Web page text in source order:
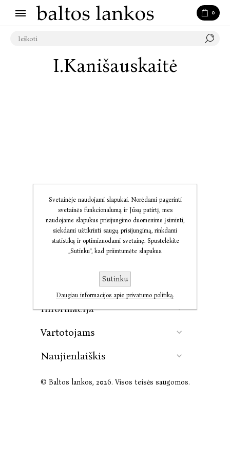
0
I.Kanišauskaitė
Informacija
Vartotojams
Naujienlaiškis
© Baltos lankos, 2026. Visos teisės saugomos.
Svetainėje naudojami slapukai. Norėdami pagerinti
svetainės funkcionalumą ir Jūsų patirtį, mes
naudojame slapukus prisijungimo duomenims įsiminti,
siekdami užtikrinti saugų prisijungimą, rinkdami
statistiką ir optimizuodami svetainę. Spustelėkite
„Sutinku“, kad priimtumėte slapukus.
Sutinku
Daugiau informacijos apie privatumo politiką.